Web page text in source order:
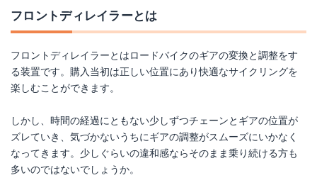
フロントディレイラーとは
フロントディレイラーとはロードバイクのギアの変換と調整をす
る装置です。購入当初は正しい位置にあり快適なサイクリングを
楽しむことができます。
しかし、時間の経過にともない少しずつチェーンとギアの位置が
ズレていき、気づかないうちにギアの調整がスムーズにいかなく
なってきます。少しぐらいの違和感ならそのまま乗り続ける方も
多いのではないでしょうか。